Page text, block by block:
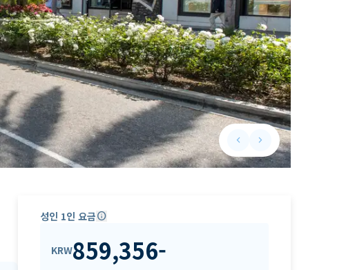
keyboard_arrow_leftPrevious slide
keyboard_arrow_rightNext slide
성인 1인 요금info
KRW859,356-